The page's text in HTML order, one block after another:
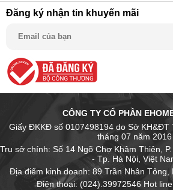
Đăng ký nhận tin khuyến mãi
CÔNG TY CỔ PHẦN
Giấy ĐKKĐ số 0107498194 do Sở KH&ĐT
tháng 07 năm 2016
Trụ sở chính: Số 14 Ngõ Chợ Khâm Thiên,
- Tp. Hà Nội, Việt
Địa điểm kinh doanh: 89 Trần Nhân Tông,
Điện thoại: (024).39972546 Hot